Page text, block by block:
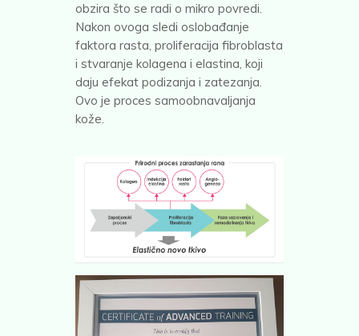
obzira što se radi o mikro povredi.
Nakon ovoga sledi oslobađanje
faktora rasta, proliferacija fibroblasta
i stvaranje kolagena i elastina, koji
daju efekat podizanja i zatezanja.
Ovo je proces samoobnavaljanja
kože.